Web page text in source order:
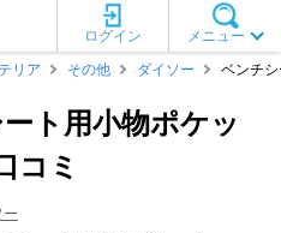
メニュー
ログイン
リア その他 ダイソー ベンチ
ト用小物ポケッ
コミ
ー